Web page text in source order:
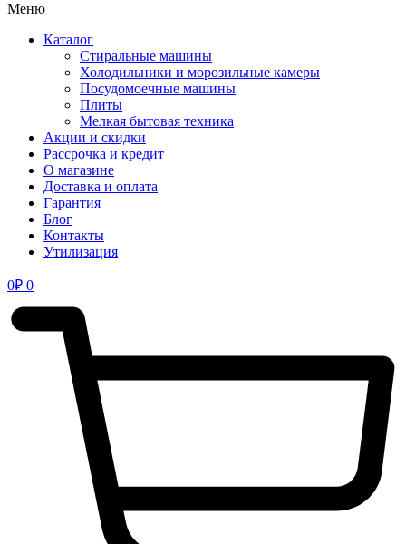
Меню
Каталог
Стиральные машины
Холодильники и морозильные камеры
Посудомоечные машины
Плиты
Мелкая бытовая техника
Акции и скидки
Рассрочка и кредит
О магазине
Доставка и оплата
Гарантия
Блог
Контакты
Утилизация
0₽ 0